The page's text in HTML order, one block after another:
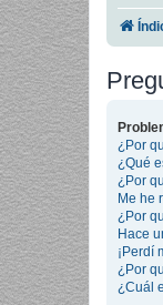
¿Por
¿Qué
¿Por
Me he
¿Por
Hace
¡Perdí
¿Por
¿Cuál